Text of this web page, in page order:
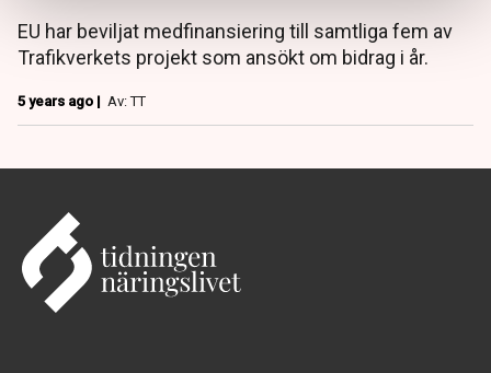
EU har beviljat medfinansiering till samtliga fem av
Trafikverkets projekt som ansökt om bidrag i år.
5 years ago | Av: TT